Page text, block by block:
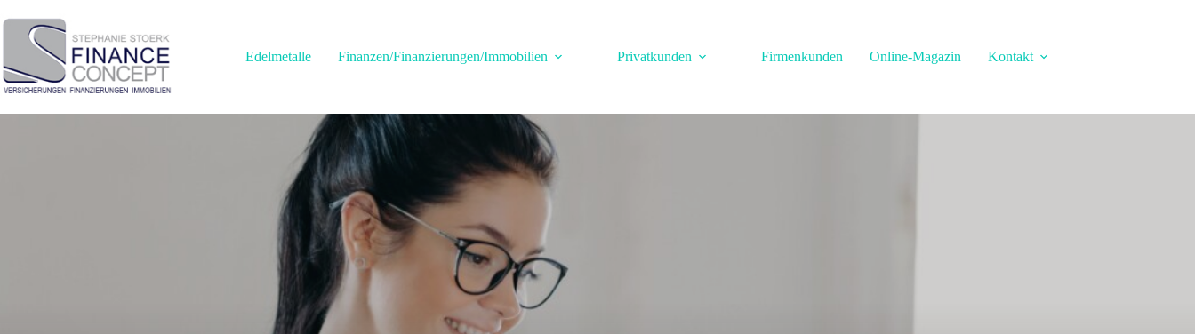
Inhalt
springen
Edelmetalle
Finanzen/Finanzierungen/Immobilien Privatkunden Firmenkunden Online-Magazin Kontakt